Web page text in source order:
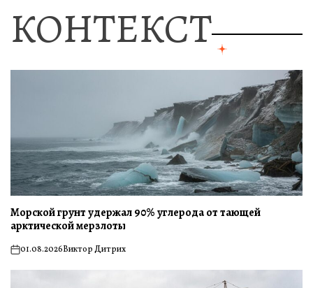
КОНТЕКСТ
Морской грунт удержал 90% углерода от тающей
арктической мерзлоты
on01.08.2026Виктор Дитрих